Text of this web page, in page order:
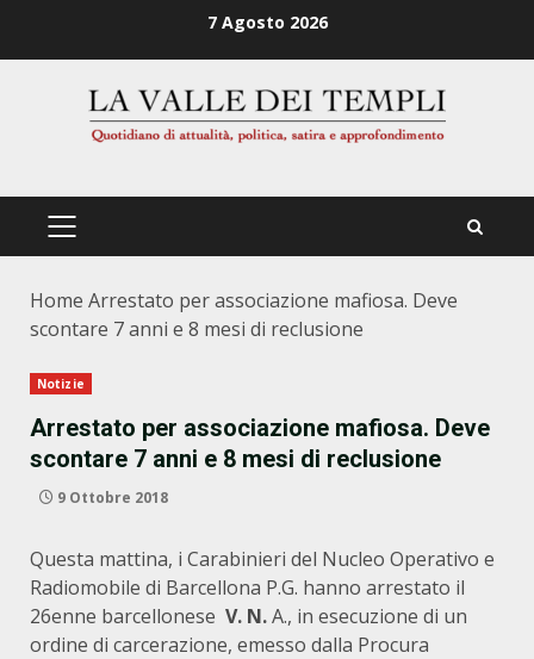
7 Agosto 2026
PRIMÄRES
Home Arrestato per associazione mafiosa. Deve
scontare 7 anni e 8 mesi di reclusione
Notizie
Arrestato per associazione mafiosa. Deve
scontare 7 anni e 8 mesi di reclusione
9 Ottobre 2018
Questa mattina, i Carabinieri del Nucleo Operativo e
Radiomobile di Barcellona P.G. hanno arrestato il
26enne barcellonese V. N.A., in esecuzione di un
ordine di carcerazione, emesso dalla Procura